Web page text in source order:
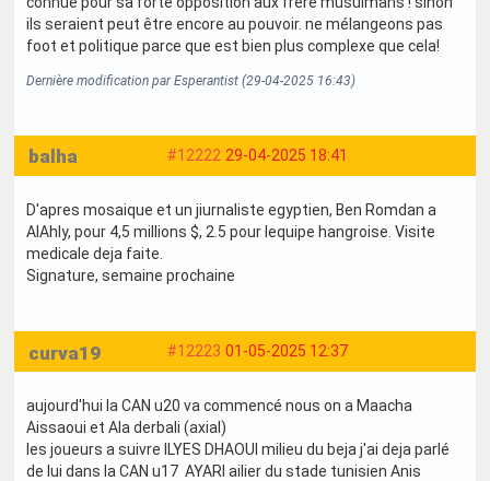
ils seraient peut être encore au pouvoir. ne mélangeons pas
foot et politique parce que est bien plus complexe que cela!
Dernière modification par Esperantist (29-04-2025 16:43)
#12222 29-04-2025 18:41
balha
D'apres mosaique et un jiurnaliste egyptien, Ben Romdan a
AlAhly, pour 4,5 millions $, 2.5 pour lequipe hangroise. Visite
medicale deja faite.
Signature, semaine prochaine
#12223 01-05-2025 12:37
curva19
aujourd'hui la CAN u20 va commencé nous on a Maacha
Aissaoui et Ala derbali (axial)
les joueurs a suivre ILYES DHAOUI milieu du beja j'ai deja parlé
de lui dans la CAN u17 AYARI ailier du stade tunisien Anis